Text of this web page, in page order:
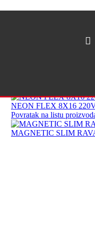
NEON FLEX 8X16
Povratak na listu
MAGNETIC SLIM